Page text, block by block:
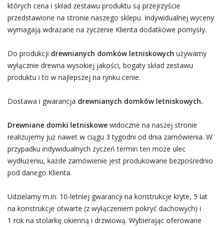
których cena i skład zestawu produktu są przejrzyście
przedstawione na stronie naszego sklepu. Indywidualnej wyceny
wymagają wdrażane na życzenie Klienta dodatkowe pomysły.
Do produkcji drewnianych domków letniskowych używamy
wyłącznie drewna wysokiej jakości, bogaty skład zestawu
produktu i to w najlepszej na rynku cenie.
Dostawa i gwarancja drewnianych domków letniskowych.
Drewniane domki letniskowe widoczne na naszej stronie
realizujemy już nawet w ciągu 3 tygodni od dnia zamówienia. W
przypadku indywidualnych życzeń termin ten może ulec
wydłużeniu, każde zamówienie jest produkowane bezpośrednio
pod danego Klienta.
Udzielamy m.in. 10-letniej gwarancji na konstrukcje kryte, 5 lat
na konstrukcje otwarte (z wyłączeniem pokryć dachowych) i
1 rok na stolarkę okienną i drzwiową. Wybierając oferowane